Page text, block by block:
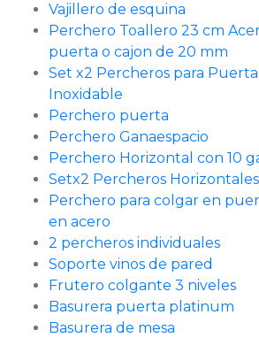
Vajillero de esquina
Perchero Toallero 23 cm
puerta o cajon de 20 mm
Set x2 Percheros para
Inoxidable
Perchero puerta
Perchero Ganaespacio
Perchero Horizontal con 10
Setx2 Percheros
Perchero para colgar en
en acero
2 percheros individuales
Soporte vinos de pared
Frutero colgante 3 niveles
Basurera puerta platinum
Basurera de mesa